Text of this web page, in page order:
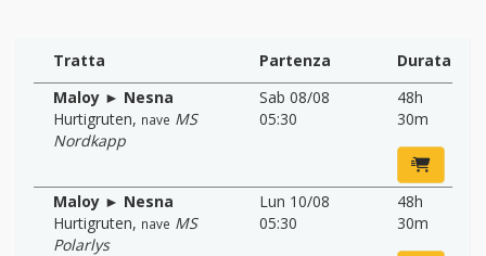
Tratta Partenza
Durata
Maloy ► Nesna
Hurtigruten, nave MS
Nordkapp
Sab 08/08
05:30
48h
30m
Maloy ► Nesna
Hurtigruten, nave MS
Polarlys
Lun 10/08
05:30
48h
30m